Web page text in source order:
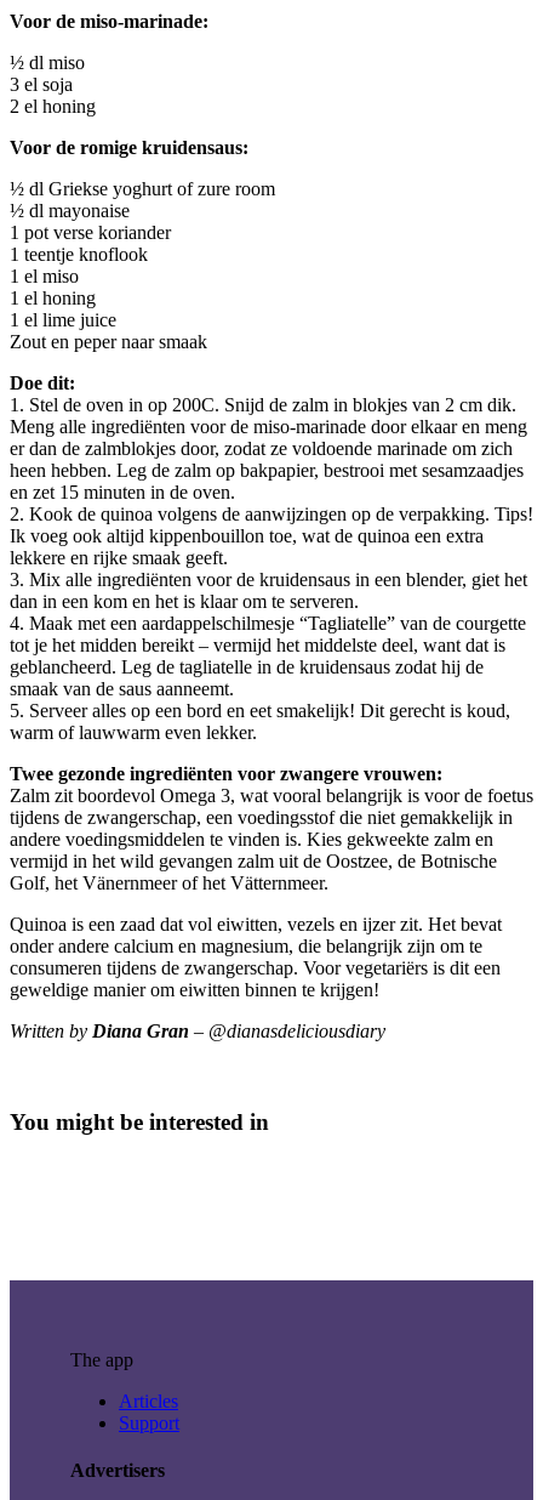
Voor de miso-marinade:
½ dl miso
3 el soja
2 el honing
Voor de romige kruidensaus:
½ dl Griekse yoghurt of zure room
½ dl mayonaise
1 pot verse koriander
1 teentje knoflook
1 el miso
1 el honing
1 el lime juice
Zout en peper naar smaak
Doe dit:
1. Stel de oven in op 200C. Snijd de zalm in blokjes van 2 cm dik.
Meng alle ingrediënten voor de miso-marinade door elkaar en meng
er dan de zalmblokjes door, zodat ze voldoende marinade om zich
heen hebben. Leg de zalm op bakpapier, bestrooi met sesamzaadjes
en zet 15 minuten in de oven.
2. Kook de quinoa volgens de aanwijzingen op de verpakking. Tips!
Ik voeg ook altijd kippenbouillon toe, wat de quinoa een extra
lekkere en rijke smaak geeft.
3. Mix alle ingrediënten voor de kruidensaus in een blender, giet het
dan in een kom en het is klaar om te serveren.
4. Maak met een aardappelschilmesje “Tagliatelle” van de courgette
tot je het midden bereikt – vermijd het middelste deel, want dat is
geblancheerd. Leg de tagliatelle in de kruidensaus zodat hij de
smaak van de saus aanneemt.
5. Serveer alles op een bord en eet smakelijk! Dit gerecht is koud,
warm of lauwwarm even lekker.
Twee gezonde ingrediënten voor zwangere vrouwen:
Zalm zit boordevol Omega 3, wat vooral belangrijk is voor de foetus
tijdens de zwangerschap, een voedingsstof die niet gemakkelijk in
andere voedingsmiddelen te vinden is. Kies gekweekte zalm en
vermijd in het wild gevangen zalm uit de Oostzee, de Botnische
Golf, het Vänernmeer of het Vätternmeer.
Quinoa is een zaad dat vol eiwitten, vezels en ijzer zit. Het bevat
onder andere calcium en magnesium, die belangrijk zijn om te
consumeren tijdens de zwangerschap. Voor vegetariërs is dit een
geweldige manier om eiwitten binnen te krijgen!
Written by Diana Gran – @dianasdeliciousdiary
You might be interested in
The app
Articles
Support
Advertisers